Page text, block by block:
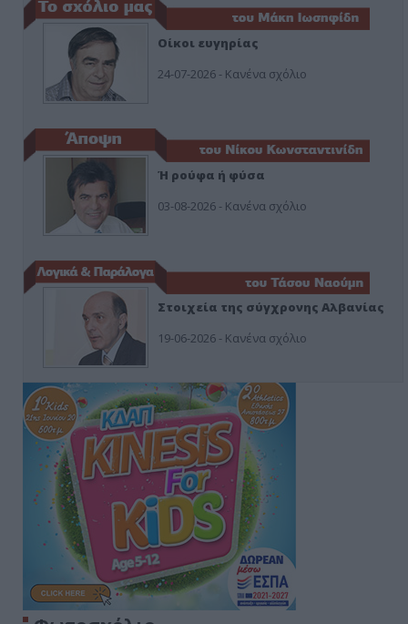
Οίκοι ευγηρίας
24-07-2026 - Κανένα σχόλιο
Ή ρούφα ή φύσα
03-08-2026 - Κανένα σχόλιο
Στοιχεία της σύγχρονης Αλβανίας
19-06-2026 - Κανένα σχόλιο